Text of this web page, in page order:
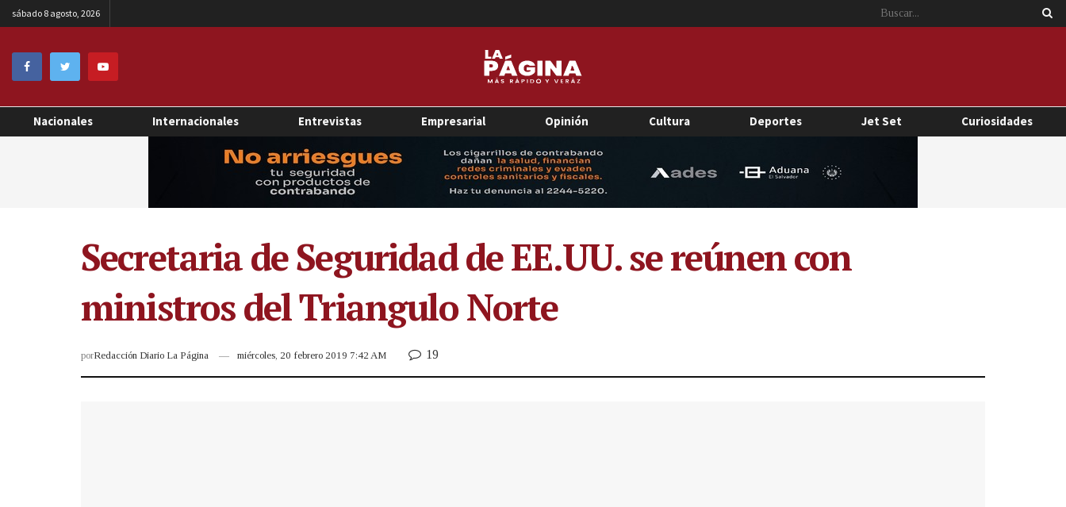
sábado 8 agosto, 2026
Nacionales Internacionales Entrevistas Empresarial Opinión Cultura Deportes Jet Set Curiosidades
Secretaria de Seguridad de EE.UU. se reúnen con
ministros del Triangulo Norte
porRedacción Diario La Página miércoles, 20 febrero 2019 7:42 AM 19